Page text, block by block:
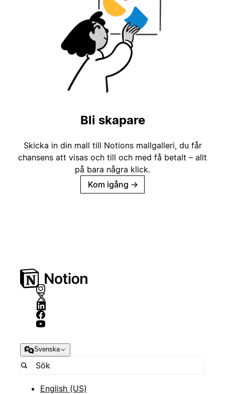
Bli skapare
Skicka in din mall till Notions mallgalleri, du får
chansens att visas och till och med få betalt – allt
på bara några klick.
Kom igång →
Svenska
English (US)